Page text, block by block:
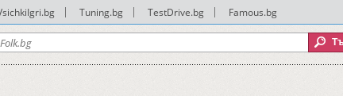
Tuning.bg TestDrive.bg Famous.bg